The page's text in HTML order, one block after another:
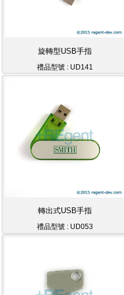
旋轉型USB手指
禮品型號 : UD141
轉出式USB手指
禮品型號 : UD053